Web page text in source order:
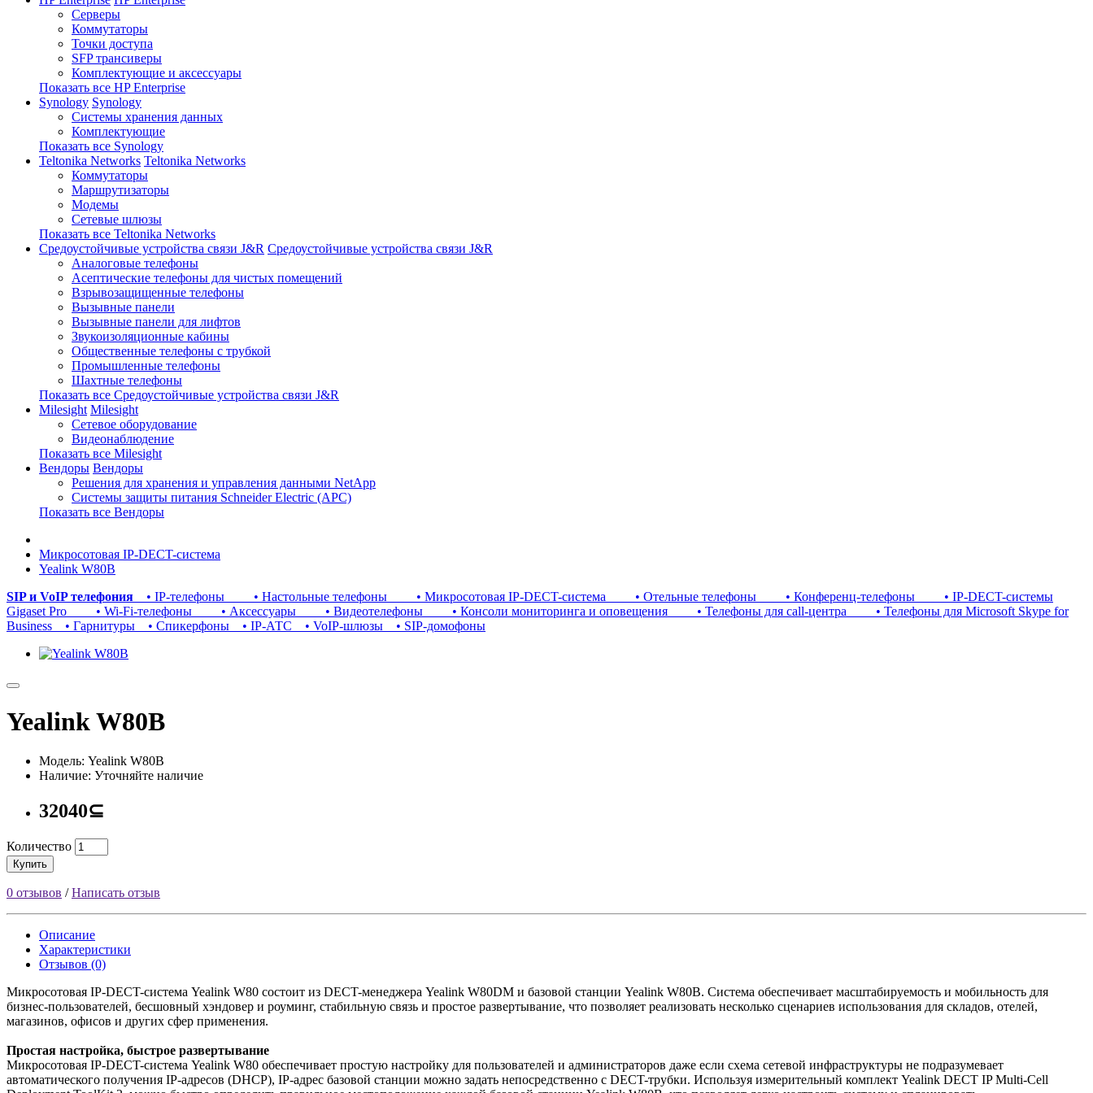
Серверы
Коммутаторы
Точки доступа
SFP трансиверы
Комплектующие и аксессуары
Показать все HP Enterprise
Synology Synology
Системы хранения данных
Комплектующие
Показать все Synology
Teltonika Networks Teltonika Networks
Коммутаторы
Маршрутизаторы
Модемы
Сетевые шлюзы
Показать все Teltonika Networks
Средоустойчивые устройства связи J&R Средоустойчивые устройства связи J&R
Аналоговые телефоны
Асептические телефоны для чистых помещений
Взрывозащищенные телефоны
Вызывные панели
Вызывные панели для лифтов
Звукоизоляционные кабины
Общественные телефоны с трубкой
Промышленные телефоны
Шахтные телефоны
Показать все Средоустойчивые устройства связи J&R
Milesight Milesight
Сетевое оборудование
Видеонаблюдение
Показать все Milesight
Вендоры Вендоры
Решения для хранения и управления данными NetApp
Системы защиты питания Schneider Electric (APC)
Показать все Вендоры
Микросотовая IP-DECT-система
Yealink W80B
SIP и VoIP телефония
• IP-телефоны • Настольные телефоны • Микросотовая IP-DECT-система • Отельные телефоны • Конференц-телефоны
• IP-DECT-системы
Gigaset Pro
• Wi-Fi-телефоны • Аксессуары • Видеотелефоны • Консоли мониторинга и оповещения • Телефоны для call-центра
• Телефоны для Microsoft Skype for
Business
• Гарнитуры • Спикерфоны • IP-АТС • VoIP-шлюзы • SIP-домофоны
Yealink W80B
Модель: Yealink W80B
Наличие: Уточняйте наличие
32040⊆
Количество
Купить
0 отзывов /Написать отзыв
Описание
Характеристики
Отзывов (0)
Микросотовая IP-DECT-система Yealink W80 состоит из DECT-менеджера Yealink W80DM и базовой станции Yealink W80B. Система обеспечивает масштабируемость и мобильность для
бизнес-пользователей, бесшовный хэндовер и роуминг, стабильную связь и простое развертывание, что позволяет реализовать несколько сценариев использования для складов, отелей,
магазинов, офисов и других сфер применения.
Простая настройка, быстрое развертывание
Микросотовая IP-DECT-система Yealink W80 обеспечивает простую настройку для пользователей и администраторов даже если схема сетевой инфраструктуры не подразумевает
автоматического получения IP-адресов (DHCP), IP-адрес базовой станции можно задать непосредственно с DECT-трубки. Используя измерительный комплект Yealink DECT IP Multi-Cell